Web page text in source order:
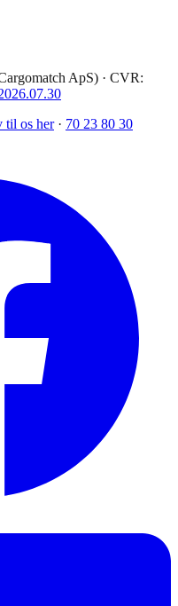
ApS) · CVR:
til os her · 70 23 80 30